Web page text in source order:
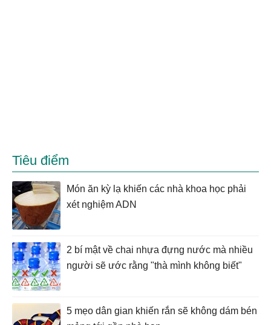
Tiêu điểm
Món ăn kỳ lạ khiến các nhà khoa học phải
xét nghiệm ADN
2 bí mật về chai nhựa đựng nước mà nhiều
người sẽ ước rằng "thà mình không biết"
5 mẹo dân gian khiến rắn sẽ không dám bén